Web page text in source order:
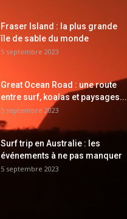
Fraser Island : la plus grande
île de sable du monde
5 septembre 2023
Great Ocean Road : une route
entre surf, koalas et paysages...
5 septembre 2023
Surf trip en Australie : les
événements à ne pas manquer
5 septembre 2023